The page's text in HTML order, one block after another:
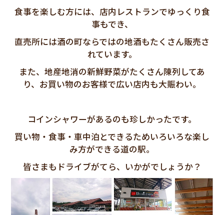
食事を楽しむ方には、店内レストランでゆっくり食
事もでき、
直売所には酒の町ならではの地酒もたくさん販売さ
れています。
また、地産地消の新鮮野菜がたくさん陳列してあ
り、お買い物のお客様で広い店内も大賑わい。
コインシャワーがあるのも珍しかったです。
買い物・食事・車中泊とできるためいろいろな楽し
み方ができる道の駅。
皆さまもドライブがてら、いかがでしょうか？